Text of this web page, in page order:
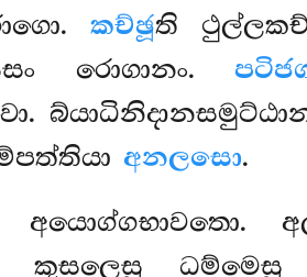
කච්ඡූති
රොගානං.
අනලසො.
කුසලෙසු ධම්මෙසු